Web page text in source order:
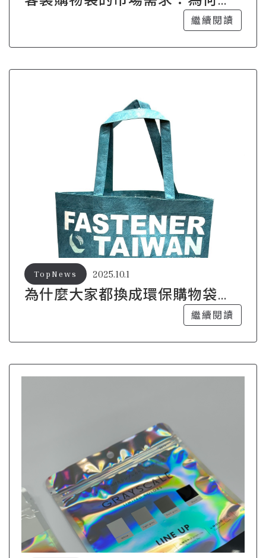
繼續閱讀
為什麼大家都換成環保購物袋
2025.10.1
TopNews
繼續閱讀